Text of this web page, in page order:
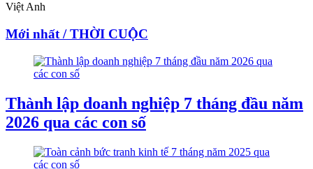
Việt Anh
Mới nhất / THỜI CUỘC
Thành lập doanh nghiệp 7 tháng đầu năm
2026 qua các con số